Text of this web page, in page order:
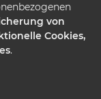
von
Cookies,
.